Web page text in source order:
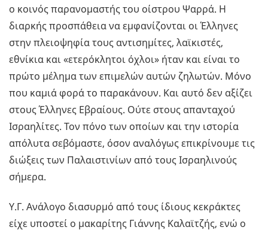
ο κοινός παρανομαστής του οίστρου Ψαρρά. Η
διαρκής προσπάθεια να εμφανίζονται οι Έλληνες
στην πλειοψηφία τους αντισημίτες, λαϊκιστές,
εθνίκια και «ετερόκλητοι όχλοι» ήταν και είναι το
πρώτο μέλημα των επιμελών αυτών ζηλωτών. Μόνο
που καμιά φορά το παρακάνουν. Και αυτό δεν αξίζει
στους Έλληνες Εβραίους. Ούτε στους απανταχού
Ισραηλίτες. Τον πόνο των οποίων και την ιστορία
απόλυτα σεβόμαστε, όσον αναλόγως επικρίνουμε τις
διώξεις των Παλαιστινίων από τους Ισραηλινούς
σήμερα.
Υ.Γ. Ανάλογο διασυρμό από τους ίδιους κεκράκτες
είχε υποστεί ο μακαρίτης Γιάννης Καλαϊτζής, ενώ ο